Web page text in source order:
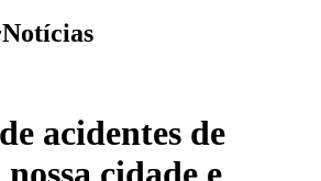
Notícias
acidentes de